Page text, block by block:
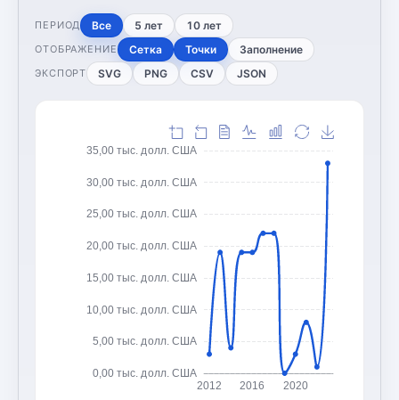
ПЕРИОД Все 5 лет 10 лет
ОТОБРАЖЕНИЕ Сетка Точки Заполнение
ЭКСПОРТ SVG PNG CSV JSON
0,00 тыс. долл. США
5,00 тыс. долл. США
10,00 тыс. долл. США
15,00 тыс. долл. США
20,00 тыс. долл. США
25,00 тыс. долл. США
30,00 тыс. долл. США
35,00 тыс. долл. США
2012 2016 2020